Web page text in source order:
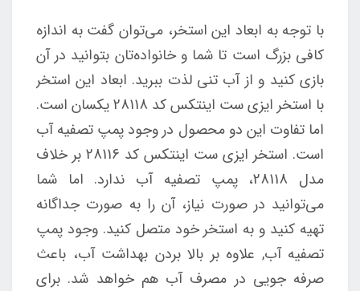
با توجه به ابعاد این استخر، می‌توان گفت به اندازه
کافی بزرگ است تا شما و خانواده‌تان بتوانید در آن
بازی کنید و از آب تنی لذت ببرید. ابعاد این استخر
با استخر ایزی ست اینتکس کد 28118 یکسان است.
اما تفاوت این دو محصول در وجود پمپ تصفیه آب
است. استخر ایزی ست اینتکس کد 28116 بر خلاف
مدل 28118، پمپ تصفیه آب ندارد. اما شما
می‌توانید در صورت نیاز، آن را به صورت جداگانه
تهیه کنید و به استخر خود متصل کنید. وجود پمپ
تصفیه آب, علاوه بر بالا بردن بهداشت آب، باعث
صرفه جویی در مصرف آب هم خواهد شد. برای